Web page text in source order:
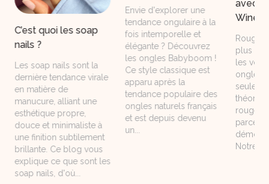
C’est quoi les soap
nails ?
Les soap nails sont la
dernière tendance virale
en matière de
manucure, alliant une
esthétique propre,
douce et minimaliste à
une finition subtilement
brillante. Ce blog vous
explique ce que sont les
soap nails, d'où...
Envie d'explorer une
tendance ongulaire à la
fois intemporelle et
élégante ? Découvrez
les ongles Babyboom !
Ce style classique est
apparu après la
tendance populaire des
ongles naturels français
et est depuis devenu
un...
avec
Wine
Rouge,
plus de
les
ongles,
théorie
rouge.
parce
Notre